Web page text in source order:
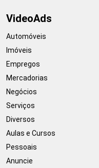
VideoAds
Automóveis
Imóveis
Empregos
Mercadorias
Negócios
Serviços
Diversos
Aulas e Cursos
Pessoais
Anuncie